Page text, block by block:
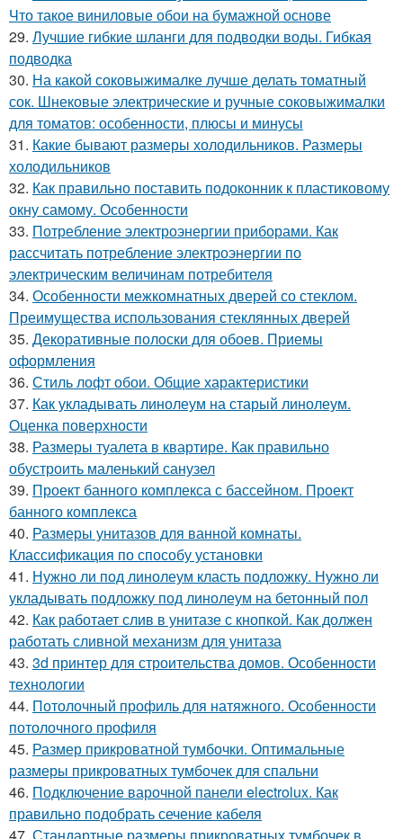
Что такое виниловые обои на бумажной основе
29. Лучшие гибкие шланги для подводки воды. Гибкая
подводка
30. На какой соковыжималке лучше делать томатный
сок. Шнековые электрические и ручные соковыжималки
для томатов: особенности, плюсы и минусы
31. Какие бывают размеры холодильников. Размеры
холодильников
32. Как правильно поставить подоконник к пластиковому
окну самому. Особенности
33. Потребление электроэнергии приборами. Как
рассчитать потребление электроэнергии по
электрическим величинам потребителя
34. Особенности межкомнатных дверей со стеклом.
Преимущества использования стеклянных дверей
35. Декоративные полоски для обоев. Приемы
оформления
36. Стиль лофт обои. Общие характеристики
37. Как укладывать линолеум на старый линолеум.
Оценка поверхности
38. Размеры туалета в квартире. Как правильно
обустроить маленький санузел
39. Проект банного комплекса с бассейном. Проект
банного комплекса
40. Размеры унитазов для ванной комнаты.
Классификация по способу установки
41. Нужно ли под линолеум класть подложку. Нужно ли
укладывать подложку под линолеум на бетонный пол
42. Как работает слив в унитазе с кнопкой. Как должен
работать сливной механизм для унитаза
43. 3d принтер для строительства домов. Особенности
технологии
44. Потолочный профиль для натяжного. Особенности
потолочного профиля
45. Размер прикроватной тумбочки. Оптимальные
размеры прикроватных тумбочек для спальни
46. Подключение варочной панели electrolux. Как
правильно подобрать сечение кабеля